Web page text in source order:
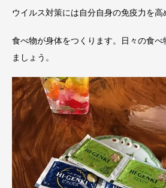
ウイルス対策には自分自身の免疫力を高
食べ物が身体をつくります。日々の食べ
ましょう。